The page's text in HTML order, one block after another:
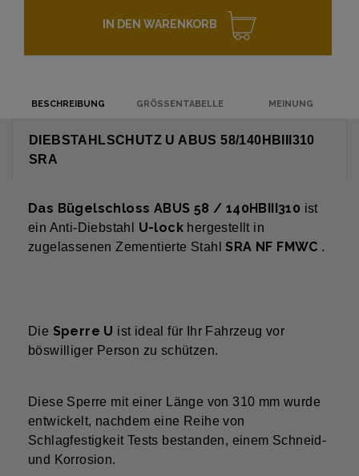
IN DEN WARENKORB
BESCHREIBUNG GRÖSSENTABELLE MEINUNG
DIEBSTAHLSCHUTZ U ABUS 58/140HBIII310
SRA
Das Bügelschloss ABUS 58 / 140HBIII310 ist
ein Anti-Diebstahl U-lock hergestellt in
zugelassenen Zementierte StahlSRA NF FMWC .
Die Sperre U ist ideal für Ihr Fahrzeug vor
böswilliger Person zu schützen.
Diese Sperre mit einer Länge von 310 mm wurde
entwickelt, nachdem eine Reihe von
Schlagfestigkeit Tests bestanden, einem Schneid-
und Korrosion.